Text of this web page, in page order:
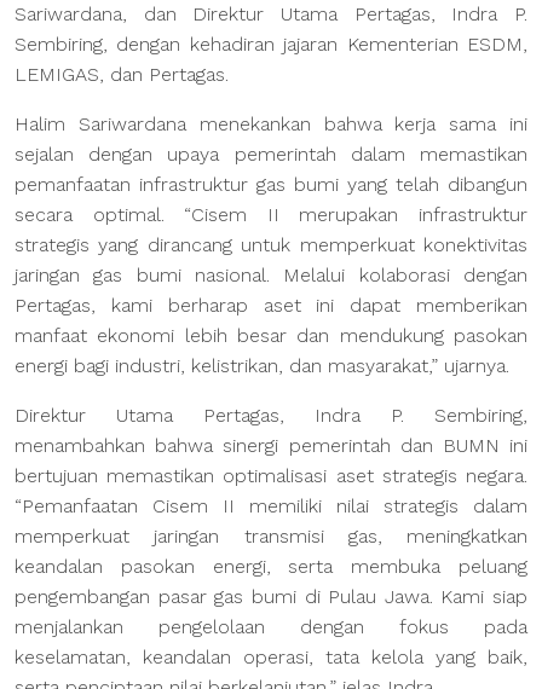
Sariwardana, dan Direktur Utama Pertagas, Indra P.
Sembiring, dengan kehadiran jajaran Kementerian ESDM,
LEMIGAS, dan Pertagas.
Halim Sariwardana menekankan bahwa kerja sama ini
sejalan dengan upaya pemerintah dalam memastikan
pemanfaatan infrastruktur gas bumi yang telah dibangun
secara optimal. “Cisem II merupakan infrastruktur
strategis yang dirancang untuk memperkuat konektivitas
jaringan gas bumi nasional. Melalui kolaborasi dengan
Pertagas, kami berharap aset ini dapat memberikan
manfaat ekonomi lebih besar dan mendukung pasokan
energi bagi industri, kelistrikan, dan masyarakat,” ujarnya.
Direktur Utama Pertagas, Indra P. Sembiring,
menambahkan bahwa sinergi pemerintah dan BUMN ini
bertujuan memastikan optimalisasi aset strategis negara.
“Pemanfaatan Cisem II memiliki nilai strategis dalam
memperkuat jaringan transmisi gas, meningkatkan
keandalan pasokan energi, serta membuka peluang
pengembangan pasar gas bumi di Pulau Jawa. Kami siap
menjalankan pengelolaan dengan fokus pada
keselamatan, keandalan operasi, tata kelola yang baik,